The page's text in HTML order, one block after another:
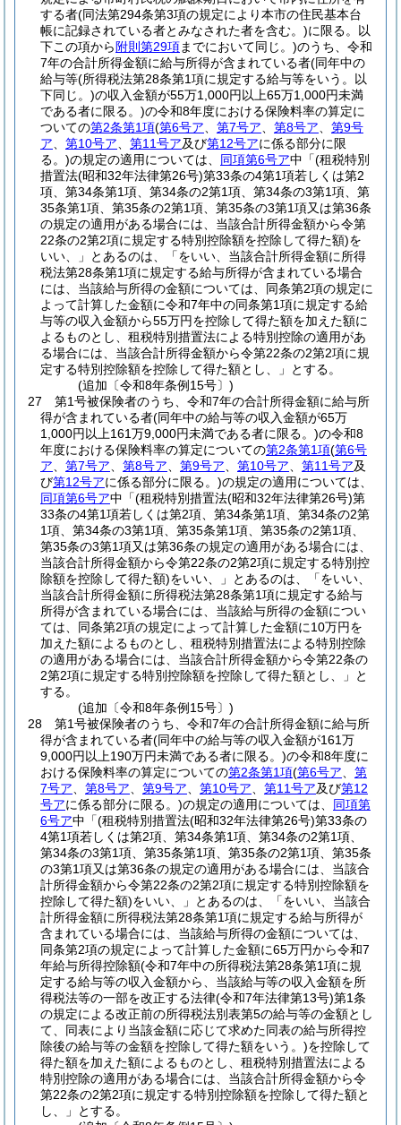
する者(同法第294条第3項の規定により本市の住民基本台
帳に記録されている者とみなされた者を含む。)に限る。以
下この項から 附則第29項までにおいて同じ。)のうち、令和
7年の合計所得金額に給与所得が含まれている者(同年中の
給与等(所得税法第28条第1項に規定する給与等をいう。以
下同じ。)の収入金額が55万1,000円以上65万1,000円未満
である者に限る。)の令和8年度における保険料率の算定に
ついての第2条第1項(第6号ア 第7号ア 第8号ア
第9号
ア
第10号ア 第11号ア及び第12号アに係る部分に限
る。)の規定の適用については、 同項第6号ア中「(租税特別
措置法(昭和32年法律第26号)第33条の4第1項若しくは第2
項、第34条第1項、第34条の2第1項、第34条の3第1項、第
35条第1項、第35条の2第1項、第35条の3第1項又は第36条
の規定の適用がある場合には、当該合計所得金額から令第
22条の2第2項に規定する特別控除額を控除して得た額)を
いい、」とあるのは、「をいい、当該合計所得金額に所得
税法第28条第1項に規定する給与所得が含まれている場合
には、当該給与所得の金額については、同条第2項の規定に
よって計算した金額に令和7年中の同条第1項に規定する給
与等の収入金額から55万円を控除して得た額を加えた額に
よるものとし、租税特別措置法による特別控除の適用があ
る場合には、当該合計所得金額から令第22条の2第2項に規
定する特別控除額を控除して得た額とし、」とする。
(追加〔令和8年条例15号〕)
27
第1号被保険者のうち、令和7年の合計所得金額に給与所
得が含まれている者(同年中の給与等の収入金額が65万
1,000円以上161万9,000円未満である者に限る。)の令和8
年度における保険料率の算定についての第2条第1項(第6号
ア
第7号ア 第8号ア 第9号ア 第10号ア 第11号ア及
び第12号アに係る部分に限る。)の規定の適用については、
同項第6号ア中「(租税特別措置法(昭和32年法律第26号)第
33条の4第1項若しくは第2項、第34条第1項、第34条の2第
1項、第34条の3第1項、第35条第1項、第35条の2第1項、
第35条の3第1項又は第36条の規定の適用がある場合には、
当該合計所得金額から令第22条の2第2項に規定する特別控
除額を控除して得た額)をいい、」とあるのは、「をいい、
当該合計所得金額に所得税法第28条第1項に規定する給与
所得が含まれている場合には、当該給与所得の金額につい
ては、同条第2項の規定によって計算した金額に10万円を
加えた額によるものとし、租税特別措置法による特別控除
の適用がある場合には、当該合計所得金額から令第22条の
2第2項に規定する特別控除額を控除して得た額とし、」と
する。
(追加〔令和8年条例15号〕)
28
第1号被保険者のうち、令和7年の合計所得金額に給与所
得が含まれている者(同年中の給与等の収入金額が161万
9,000円以上190万円未満である者に限る。)の令和8年度に
おける保険料率の算定についての第2条第1項(第6号ア
第
7号ア
第8号ア 第9号ア 第10号ア 第11号ア及び第12
号アに係る部分に限る。)の規定の適用については、 同項第
6号ア中「(租税特別措置法(昭和32年法律第26号)第33条の
4第1項若しくは第2項、第34条第1項、第34条の2第1項、
第34条の3第1項、第35条第1項、第35条の2第1項、第35条
の3第1項又は第36条の規定の適用がある場合には、当該合
計所得金額から令第22条の2第2項に規定する特別控除額を
控除して得た額)をいい、」とあるのは、「をいい、当該合
計所得金額に所得税法第28条第1項に規定する給与所得が
含まれている場合には、当該給与所得の金額については、
同条第2項の規定によって計算した金額に65万円から令和7
年給与所得控除額(令和7年中の所得税法第28条第1項に規
定する給与等の収入金額から、当該給与等の収入金額を所
得税法等の一部を改正する法律(令和7年法律第13号)第1条
の規定による改正前の所得税法別表第5の給与等の金額とし
て、同表により当該金額に応じて求めた同表の給与所得控
除後の給与等の金額を控除して得た額をいう。)を控除して
得た額を加えた額によるものとし、租税特別措置法による
特別控除の適用がある場合には、当該合計所得金額から令
第22条の2第2項に規定する特別控除額を控除して得た額と
し、」とする。